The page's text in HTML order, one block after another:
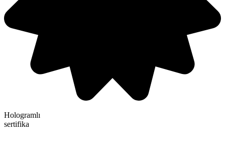
Hologramlı
sertifika